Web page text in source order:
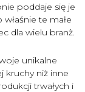
poddaje się je
właśnie te małe
dla wielu branż.
unikalne
kruchy niż inne
trwałych i